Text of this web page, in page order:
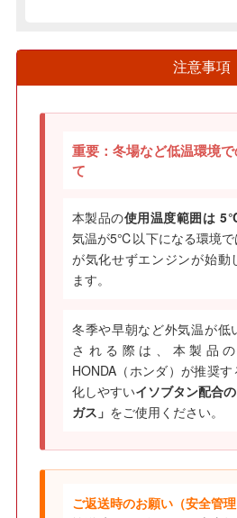
注意事項
重要：冬場など低温環境
て
本製品の使用温度範囲は
気温が5℃以下になる環境で
が気化せずエンジンが始動
ます。
冬季や早朝など外気温が低
される際は、本製品
HONDA（ホンダ）が推奨
化しやすいイソブタン配合
ガス」 をご使用ください。
ご返送時のお願い（安全管理